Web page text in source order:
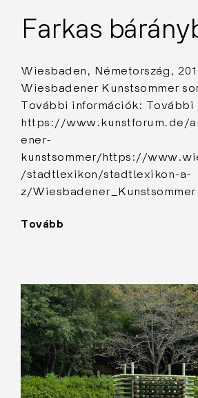
Farkas
Wiesbaden, Németország,
Wiesbadener Kunstsommer
További információk: További
https://www.kunstforum.de/
ener-
kunstsommer/https://
/stadtlexikon/stadtlexikon-a-
z/Wiesbadener_Kunstsommer
Tovább